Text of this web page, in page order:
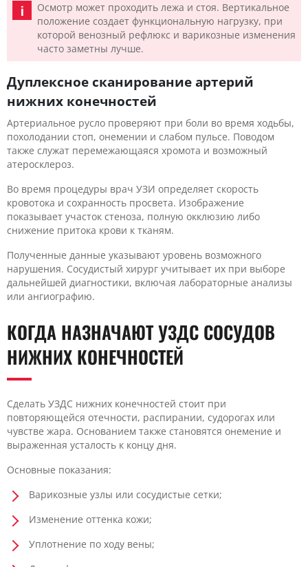
Осмотр может проходить лежа и стоя. Вертикальное
положение создает функциональную нагрузку, при
которой венозный рефлюкс и варикозные изменения
часто заметны лучше.
Дуплексное сканирование артерий
нижних конечностей
Артериальное русло проверяют при боли во время ходьбы,
похолодании стоп, онемении и слабом пульсе. Поводом
также служат перемежающаяся хромота и возможный
атеросклероз.
Во время процедуры врач УЗИ определяет скорость
кровотока и сохранность просвета. Изображение
показывает участок стеноза, полную окклюзию либо
снижение притока крови к тканям.
Полученные данные указывают уровень возможного
нарушения. Сосудистый хирург учитывает их при выборе
дальнейшей диагностики, включая лабораторные анализы
или ангиографию.
КОГДА НАЗНАЧАЮТ УЗДС СОСУДОВ
НИЖНИХ КОНЕЧНОСТЕЙ
Сделать УЗДС нижних конечностей стоит при
повторяющейся отечности, распирании, судорогах или
чувстве жара. Основанием также становятся онемение и
выраженная усталость к концу дня.
Основные показания:
Варикозные узлы или сосудистые сетки;
Изменение оттенка кожи;
Уплотнение по ходу вены;